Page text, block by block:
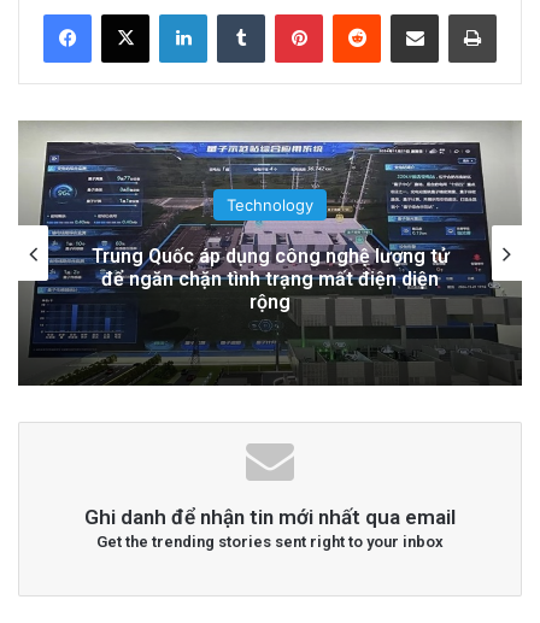
Related Articles
Trên Thế Giới: Bước Đột Phá Trong Công
Nghệ Xây Dựng
23 hours ago
Thuyền Kéo Tên Lửa Starship Được Hé Lộ
Qua Ảnh Vệ Tinh!
2 days ago
LinkedInTumblr PinterestReddit Share via Email Print
Technology
Tàu Vũ Trụ Nhật Bản: Chuyến Bay Gần
Nhất Lịch Sử Đến Tiểu Hành Tinh
Ghi danh để nhận tin mới nhất qua email
Get the trending stories sent right to your inbox